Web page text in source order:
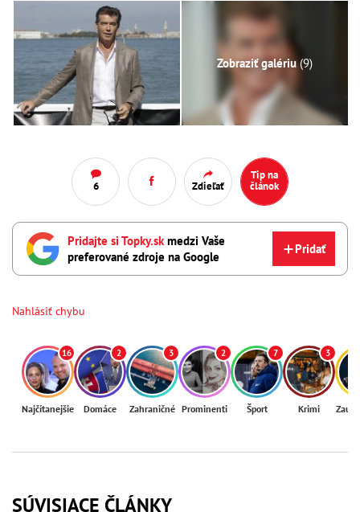
Zobraziť galériu(9)
6 Zdieľať
Tip na
článok
Pridajte si Topky.sk medzi Vaše
preferované zdroje na Google
Pridať
Nahlásiť chybu
16
Najčítanejšie
2
Domáce
3
Zahraničné
2
Prominenti
7
Šport
3
Krimi
SÚVISIACE ČLÁNKY